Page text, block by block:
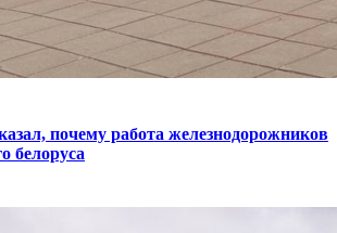
почему работа железнодорожников
белоруса